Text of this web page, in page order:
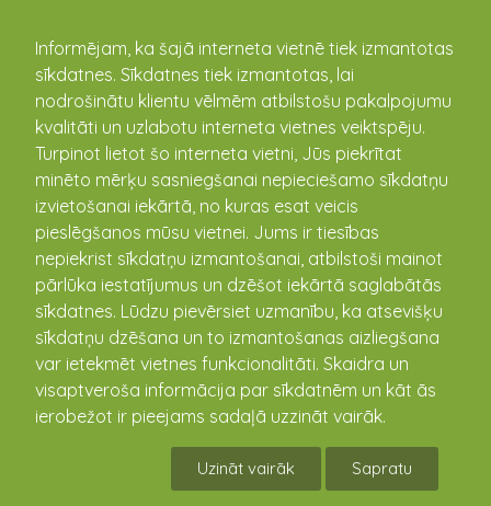
Informējam, ka šajā interneta vietnē tiek izmantotas
sīkdatnes. Sīkdatnes tiek izmantotas, lai
nodrošinātu klientu vēlmēm atbilstošu pakalpojumu
kvalitāti un uzlabotu interneta vietnes veiktspēju.
Turpinot lietot šo interneta vietni, Jūs piekrītat
minēto mērķu sasniegšanai nepieciešamo sīkdatņu
izvietošanai iekārtā, no kuras esat veicis
pieslēgšanos mūsu vietnei. Jums ir tiesības
nepiekrist sīkdatņu izmantošanai, atbilstoši mainot
pārlūka iestatījumus un dzēšot iekārtā saglabātās
sīkdatnes. Lūdzu pievērsiet uzmanību, ka atsevišķu
sīkdatņu dzēšana un to izmantošanas aizliegšana
var ietekmēt vietnes funkcionalitāti. Skaidra un
visaptveroša informācija par sīkdatnēm un kāt ās
ierobežot ir pieejams sadaļā uzzināt vairāk.
Uzināt vairāk Sapratu
kandava.lv
Arī Kandavā spēlē teātri / 19. gs.
otrā puse – 1940. gads/
11.10.2018
/ Turpinājums/